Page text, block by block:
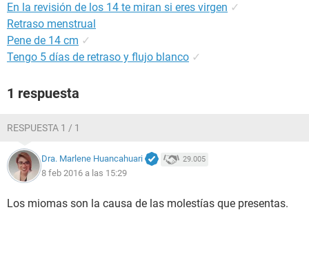
En la revisión de los 14 te miran si eres virgen ✓
Retraso menstrual
Pene de 14 cm ✓
Tengo 5 días de retraso y flujo blanco ✓
1 respuesta
RESPUESTA 1 / 1
Dra. Marlene Huancahuari 29.005
8 feb 2016 a las 15:29
Los miomas son la causa de las molestías que presentas.